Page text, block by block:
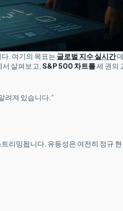
. 여기의 목표는 글로벌 지수 실시간
서 살펴보고,S&P 500 차트를세 권의
려져 있습니다.”
리밍됩니다. 유동성은 여전히 정규